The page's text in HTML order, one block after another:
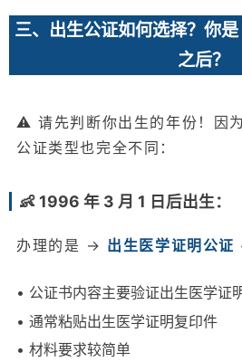
三、出生公证如何选择？你
之后？
⚠️ 请先判断你出生的年份！因
公证类型也完全不同：
👶 1996 年 3 月 1 日后出生：
办理的是 → 出生医学证明公证
• 公证书内容主要验证出生医学证
• 通常粘贴出生医学证明复印件
• 材料要求较简单